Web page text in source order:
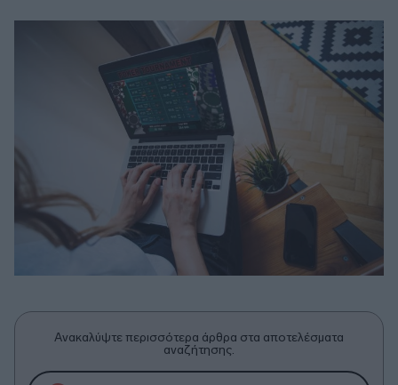
Ανακαλύψτε περισσότερα άρθρα στα αποτελέσματα
αναζήτησης.